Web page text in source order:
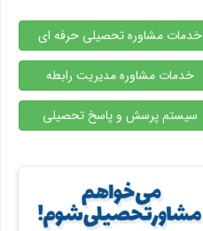
خدمات مشاوره تحصیلی حرفه ای
خدمات مشاوره مدیریت رابطه
سیستم پرسش و پاسخ تحصیلی